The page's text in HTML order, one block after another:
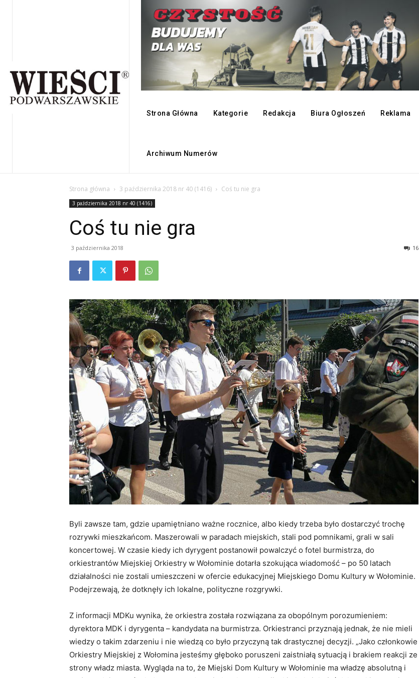
Strona Główna Kategorie Redakcja Biura Ogłoszeń Reklama
Archiwum Numerów
Strona główna 3 października 2018 nr 40 (1416) Coś tu nie gra
3 października 2018 nr 40 (1416)
Coś tu nie gra
3 października 2018 16
Byli zawsze tam, gdzie upamiętniano ważne rocznice, albo kiedy trzeba było dostarczyć trochę
rozrywki mieszkańcom. Maszerowali w paradach miejskich, stali pod pomnikami, grali w sali
koncertowej. W czasie kiedy ich dyrygent postanowił powalczyć o fotel burmistrza, do
orkiestrantów Miejskiej Orkiestry w Wołominie dotarła szokująca wiadomość – po 50 latach
działalności nie zostali umieszczeni w ofercie edukacyjnej Miejskiego Domu Kultury w Wołominie.
Podejrzewają, że dotknęły ich lokalne, polityczne rozgrywki.
Z informacji MDKu wynika, że orkiestra została rozwiązana za obopólnym porozumieniem:
dyrektora MDK i dyrygenta – kandydata na burmistrza. Orkiestranci przyznają jednak, że nie mieli
wiedzy o takim zdarzeniu i nie wiedzą co było przyczyną tak drastycznej decyzji. „Jako członkowie
Orkiestry Miejskiej z Wołomina jesteśmy głęboko poruszeni zaistniałą sytuacją i brakiem reakcji ze
strony władz miasta. Wygląda na to, że Miejski Dom Kultury w Wołominie ma władzę absolutną i